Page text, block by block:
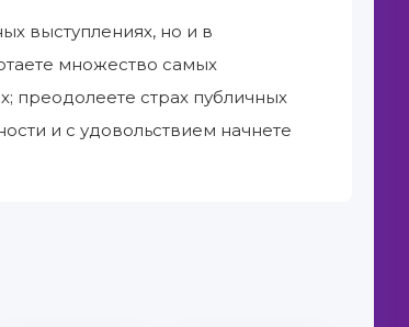
выступлениях, но и в
множество самых
преодолеете страх публичных
и с удовольствием начнете